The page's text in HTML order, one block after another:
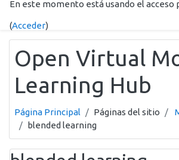
Salta al contenido principal
En este momento está usando el acceso
(Acceder)
Open Virtual
Learning Hub
Página Principal Páginas del sitio
blended learning